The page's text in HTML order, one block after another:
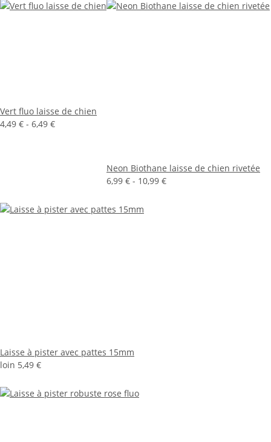
Vert fluo laisse de chien
4,49 € - 6,49 €
Neon Biothane laisse de chien rivetée
6,99 € - 10,99 €
Laisse à pister avec pattes 15mm
loin 5,49 €